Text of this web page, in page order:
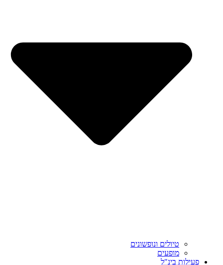
טיולים ונופשונים
מופעים
פעילות בינ"ל